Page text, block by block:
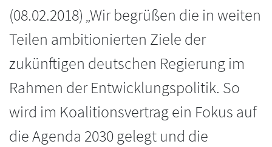
(08.02.2018) „Wir begrüßen die in weiten
Teilen ambitionierten Ziele der
zukünftigen deutschen Regierung im
Rahmen der Entwicklungspolitik. So
wird im Koalitionsvertrag ein Fokus auf
die Agenda 2030 gelegt und die